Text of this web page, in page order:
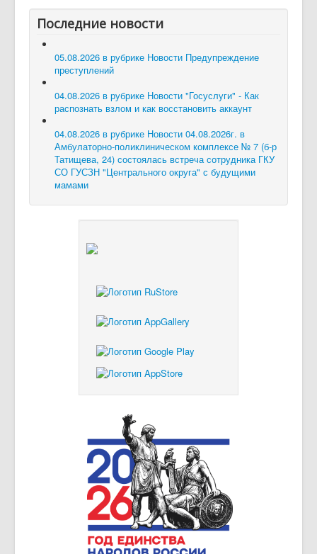
Последние новости
05.08.2026 в рубрике Новости Предупреждение
преступлений
04.08.2026 в рубрике Новости "Госуслуги" - Как
распознать взлом и как восстановить аккаунт
04.08.2026 в рубрике Новости 04.08.2026г. в
Амбулаторно-поликлиническом комплексе № 7 (б-р
Татищева, 24) состоялась встреча сотрудника ГКУ
СО ГУСЗН "Центрального округа" с будущими
мамами